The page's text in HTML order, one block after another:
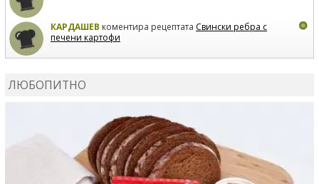
КАРДАШЕВ коментира рецептата Свински ребра с
печени картофи
ЛЮБОПИТНО